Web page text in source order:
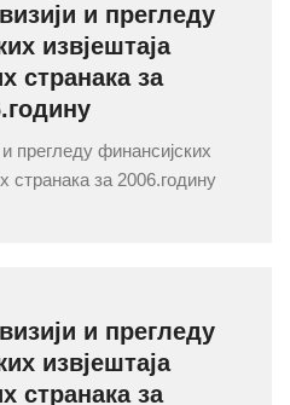
и прегледу
извјештаја
странака за
и прегледу финансијских
странака за 2006.годину
и прегледу
извјештаја
странака за